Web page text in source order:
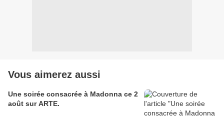
Vous aimerez aussi
Une soirée consacrée à Madonna ce 2
août sur ARTE.